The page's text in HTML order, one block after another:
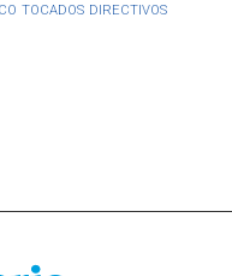
TOCADOS DIRECTIVOS